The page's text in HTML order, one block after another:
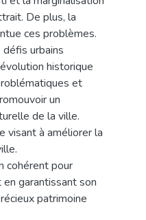
De plus, la
ces problèmes.
urbains
historique
et
un
de la ville.
visant à améliorer la
cohérent pour
garantissant son
patrimoine